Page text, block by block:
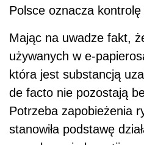
Polsce oznacza
Mając na uwadze fakt,
używanych w e-
która jest substancją
de facto nie pozostają
Potrzeba zapobieżenia
stanowiła podstawę